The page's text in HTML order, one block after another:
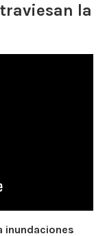
la
inundaciones